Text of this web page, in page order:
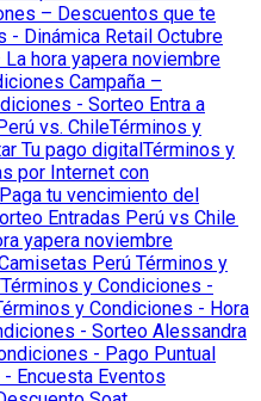
– Descuentos que te
- Dinámica Retail Octubre
hora yapera noviembre
Campaña –
- Sorteo Entra a
vs. ChileTérminos y
Tu pago digitalTérminos y
por Internet con
tu vencimiento del
Entradas Perú vs Chile
yapera noviembre
Perú Términos y
Términos y Condiciones -
y Condiciones - Hora
- Sorteo Alessandra
- Pago Puntual
Encuesta Eventos